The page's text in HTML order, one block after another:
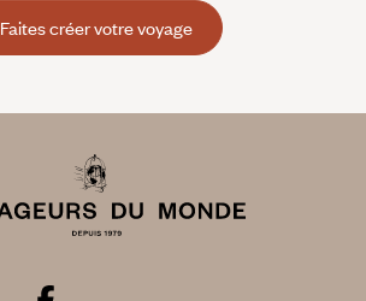
Faites créer votre voyage